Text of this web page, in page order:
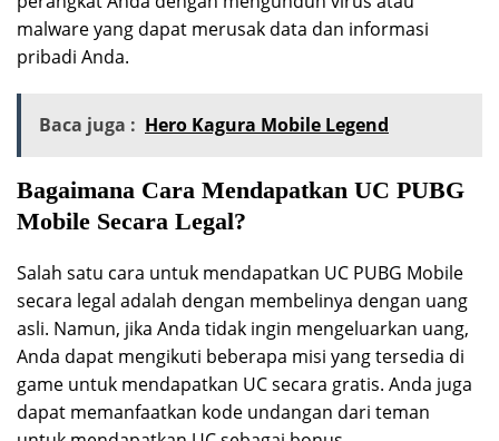
malware yang dapat merusak data dan informasi
pribadi Anda.
Baca juga : Hero Kagura Mobile Legend
Bagaimana Cara Mendapatkan UC PUBG
Mobile Secara Legal?
Salah satu cara untuk mendapatkan UC PUBG Mobile
secara legal adalah dengan membelinya dengan uang
asli. Namun, jika Anda tidak ingin mengeluarkan uang,
Anda dapat mengikuti beberapa misi yang tersedia di
game untuk mendapatkan UC secara gratis. Anda juga
dapat memanfaatkan kode undangan dari teman